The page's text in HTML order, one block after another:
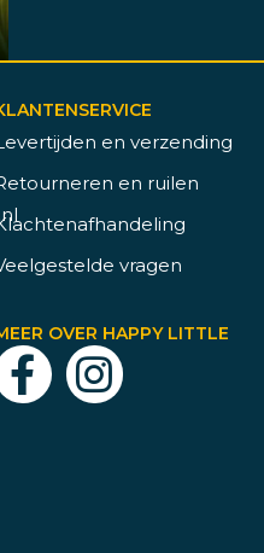
en verzending
en ruilen
vragen
OVER HAPPY LITTLE